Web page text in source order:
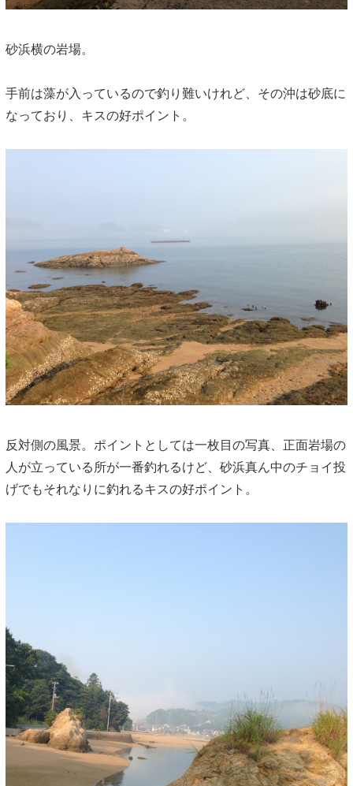
砂浜横の岩場。
手前は藻が入っているので釣り難いけれど、その沖は砂底に
なっており、キスの好ポイント。
反対側の風景。ポイントとしては一枚目の写真、正面岩場の
人が立っている所が一番釣れるけど、砂浜真ん中のチョイ投
げでもそれなりに釣れるキスの好ポイント。